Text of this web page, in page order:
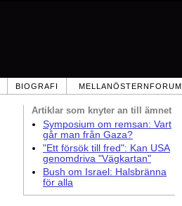
BIOGRAFI MELLANÖSTERNFORUM
Artiklar som knyter an till ämnet
Symposium om remsan: Vart
går man från Gaza?
"Ett försök till fred": Kan USA
genomdriva "Vägkartan"
Bush om Israel: Halsbränna
för alla